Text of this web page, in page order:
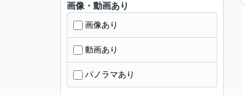
画像・動画あり
画像あり
動画あり
パノラマあり